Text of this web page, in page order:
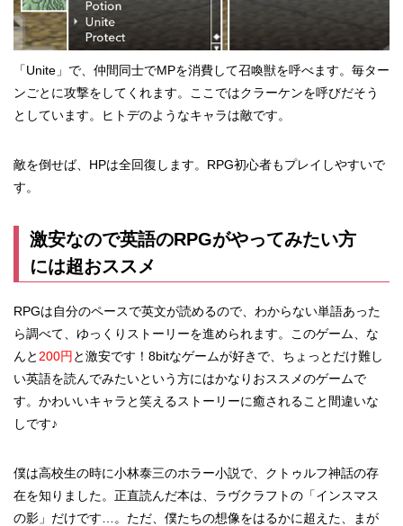
「Unite」で、仲間同士でMPを消費して召喚獣を呼べます。毎ター
ンごとに攻撃をしてくれます。ここではクラーケンを呼びだそう
としています。ヒトデのようなキャラは敵です。
敵を倒せば、HPは全回復します。RPG初心者もプレイしやすいで
す。
激安なので英語のRPGがやってみたい方
には超おススメ
RPGは自分のペースで英文が読めるので、わからない単語あった
ら調べて、ゆっくりストーリーを進められます。このゲーム、な
んと 200円 と激安です！8bitなゲームが好きで、ちょっとだけ難し
い英語を読んでみたいという方にはかなりおススメのゲームで
す。かわいいキャラと笑えるストーリーに癒されること間違いな
しです♪
僕は高校生の時に小林泰三のホラー小説で、クトゥルフ神話の存
在を知りました。正直読んだ本は、ラヴクラフトの「インスマス
の影」だけです…。ただ、僕たちの想像をはるかに超えた、まが